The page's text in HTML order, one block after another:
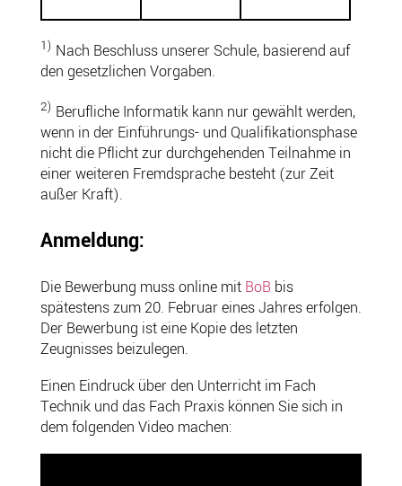
1) Nach Beschluss unserer Schule, basierend auf
den gesetzlichen Vorgaben.
2) Berufliche Informatik kann nur gewählt werden,
wenn in der Einführungs- und Qualifikationsphase
nicht die Pflicht zur durchgehenden Teilnahme in
einer weiteren Fremdsprache besteht (zur Zeit
außer Kraft).
Anmeldung:
Die Bewerbung muss online mit BoBbis
spätestens zum 20. Februar eines Jahres erfolgen.
Der Bewerbung ist eine Kopie des letzten
Zeugnisses beizulegen.
Einen Eindruck über den Unterricht im Fach
Technik und das Fach Praxis können Sie sich in
dem folgenden Video machen: